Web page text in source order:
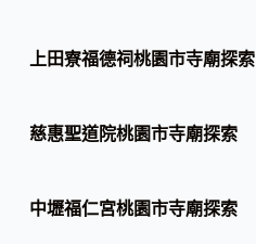
上田寮福德祠桃園市寺廟探索
慈惠聖道院桃園市寺廟探索
中壢福仁宮桃園市寺廟探索